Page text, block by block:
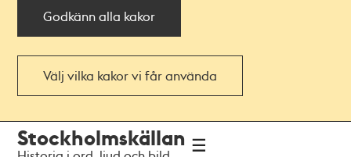
Godkänn alla kakor
Välj vilka kakor vi får använda
navigationen
huvudinnehållet
Stockholmskällan